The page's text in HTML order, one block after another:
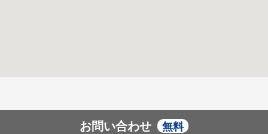
お問い合わせ 無料